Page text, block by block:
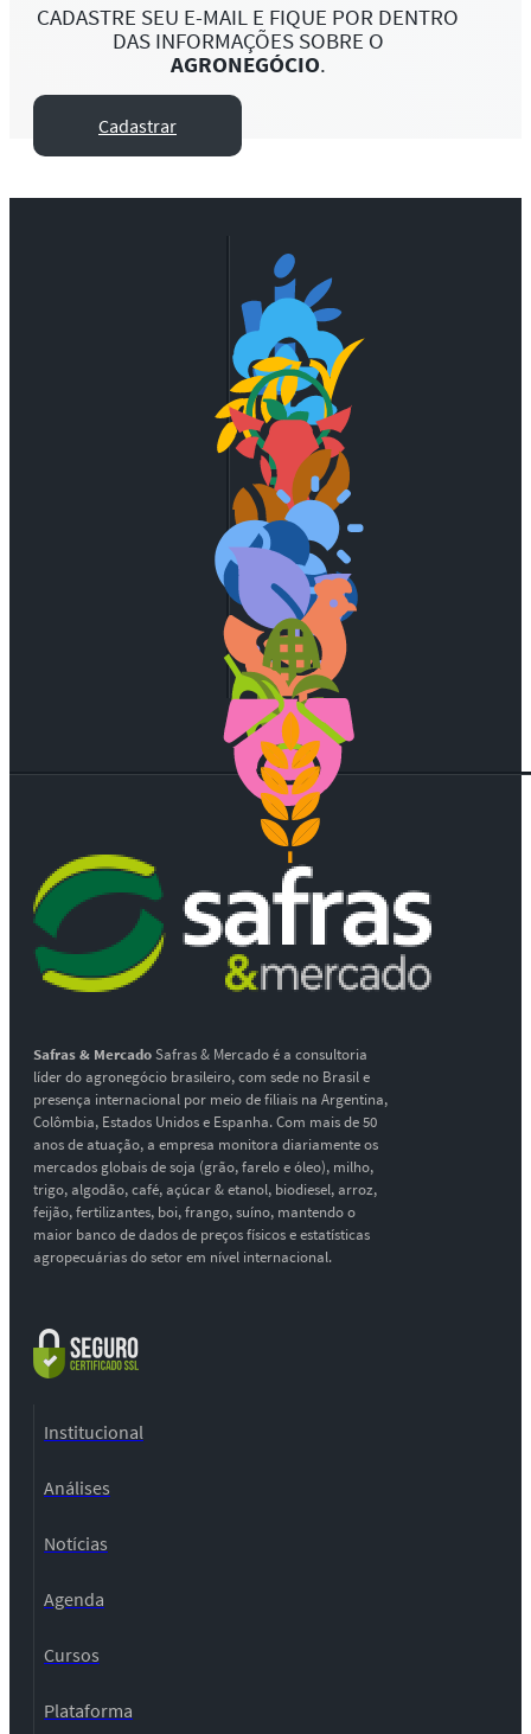
CADASTRE SEU E-MAIL E FIQUE POR DENTRO
DAS INFORMAÇÕES SOBRE O
AGRONEGÓCIO.
Cadastrar
Safras & MercadoSafras & Mercado é a consultoria
líder do agronegócio brasileiro, com sede no Brasil e
presença internacional por meio de filiais na Argentina,
Colômbia, Estados Unidos e Espanha. Com mais de 50
anos de atuação, a empresa monitora diariamente os
mercados globais de soja (grão, farelo e óleo), milho,
trigo, algodão, café, açúcar & etanol, biodiesel, arroz,
feijão, fertilizantes, boi, frango, suíno, mantendo o
maior banco de dados de preços físicos e estatísticas
agropecuárias do setor em nível internacional.
Institucional
Análises
Notícias
Agenda
Cursos
Plataforma